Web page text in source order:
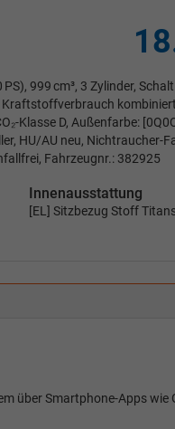
999 cm³, 3 Zylinder,
Klasse D, Außenfarbe:
HU/AU neu, Nichtraucher-
Fahrzeugnr.: 382925
Innenausstattung
[EL] Sitzbezug Stoff
über Smartphone-Apps wie